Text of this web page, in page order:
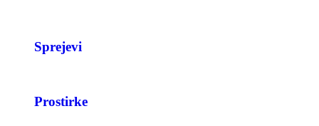
Sprejevi
Prostirke